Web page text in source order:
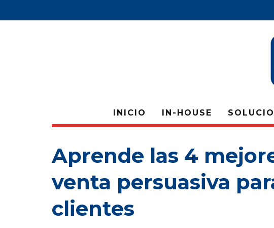
INICIO IN-HOUSE
Aprende las 4
venta persuasiva
clientes